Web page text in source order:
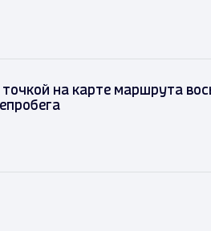
на карте маршрута